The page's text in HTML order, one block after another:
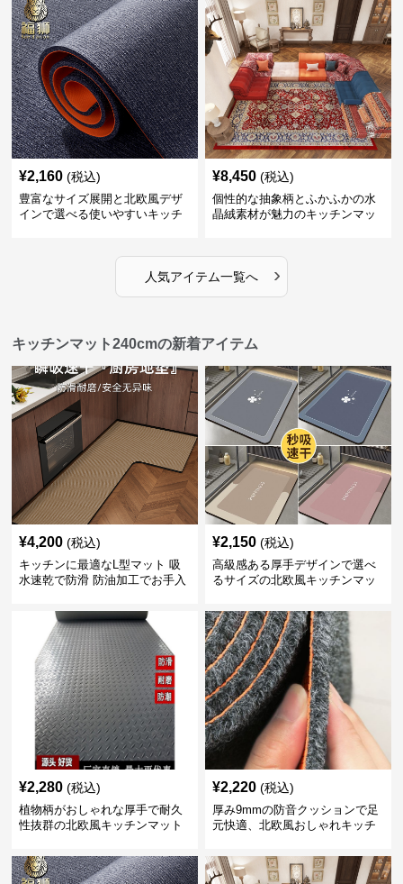
¥2,160 (税込)
豊富なサイズ展開と北欧風デザ
インで選べる使いやすいキッチ
¥8,450 (税込)
個性的な抽象柄とふかふかの水
晶絨素材が魅力のキッチンマッ
人気アイテム一覧へ ›
キッチンマット240cmの新着アイテム
¥4,200 (税込)
キッチンに最適なL型マット 吸
水速乾で防滑 防油加工でお手入
¥2,150 (税込)
高級感ある厚手デザインで選べ
るサイズの北欧風キッチンマッ
¥2,280 (税込)
植物柄がおしゃれな厚手で耐久
性抜群の北欧風キッチンマット
¥2,220 (税込)
厚み9mmの防音クッションで足
元快適、北欧風おしゃれキッチ